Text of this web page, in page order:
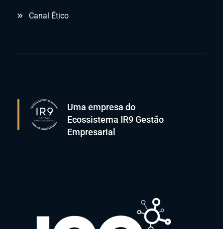
Canal Ético
Uma empresa do
Ecossistema IR9 Gestão
Empresarial